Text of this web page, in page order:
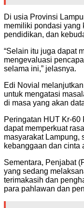
Di usia Provinsi
memiliki pondasi yang
pendidikan, dan
“Selain itu juga dapat
mengevaluasi
selama ini,” jelasnya.
Edi Novial
untuk mengatasi
di masa yang akan
Peringatan HUT Kr-
dapat memperkuat
masyarakat Lampung,
kebanggaan dan cinta
Sementara, Penjabat
yang sedang
terimakasih dan
para pahlawan dan